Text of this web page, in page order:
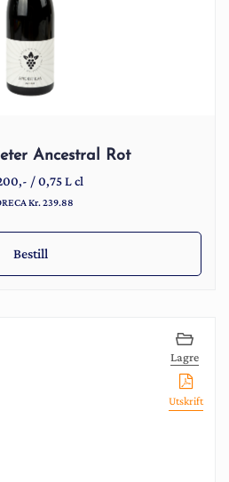
Bestill
Ancestral Rot
,- /0,75 L cl
Kr. 239.88
Utskrift
Lagre